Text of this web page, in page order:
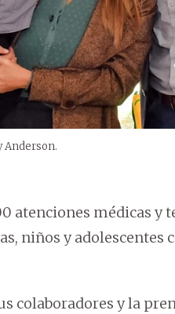
Anderson.
atenciones médicas y
niños y adolescentes
colaboradores y la